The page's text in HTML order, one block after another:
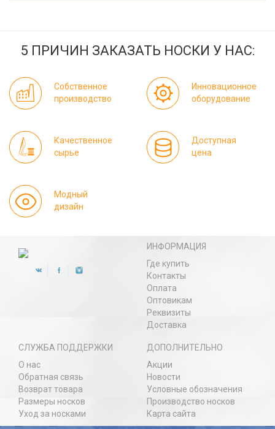
5 ПРИЧИН ЗАКАЗАТЬ НОСКИ У НАС:
Собственное
производство
Инновационное
оборудование
Качественное
сырье
Доступная
цена
Модный
дизайн
ИНФОРМАЦИЯ
Где купить
Контакты
Оплата
Оптовикам
Реквизиты
Доставка
СЛУЖБА ПОДДЕРЖКИ
О нас
Обратная связь
Возврат товара
Размеры носков
Уход за носками
ДОПОЛНИТЕЛЬНО
Акции
Новости
Условные обозначения
Производство носков
Карта сайта